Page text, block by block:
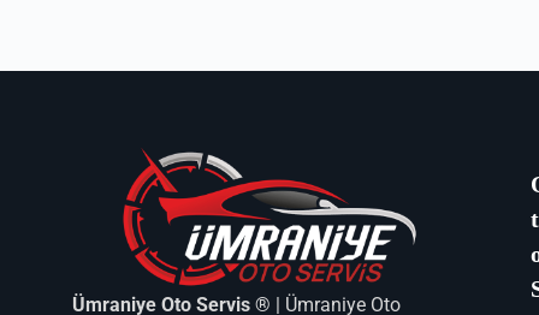
Ümraniye Oto Servis ® | Ümraniye Oto
t